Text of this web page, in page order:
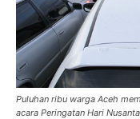
Puluhan ribu warga Aceh
acara Peringatan Hari